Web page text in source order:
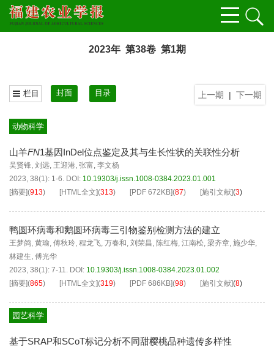
2023年 第38卷 第1期
上一期 | 下一期
栏目 封面 目录
动物科学
山羊FN1基因InDel位点鉴定及其与生长性状的关联性分析
吴贤锋, 刘远, 王迎港, 张富, 李文杨
2023, 38(1): 1-6. DOI: 10.19303/j.issn.1008-0384.2023.01.001
[摘要](913) [HTML全文](313) [PDF 672KB](87) [施引文献](3)
鸭圆环病毒和鹅圆环病毒三引物鉴别检测方法的建立
王梦鸽, 黄瑜, 傅秋玲, 程龙飞, 万春和, 刘荣昌, 陈红梅, 江南松, 梁齐章, 施少华,
林建生, 傅光华
2023, 38(1): 7-11. DOI: 10.19303/j.issn.1008-0384.2023.01.002
[摘要](865) [HTML全文](319) [PDF 686KB](98) [施引文献](8)
园艺科学
基于SRAP和SCoT标记分析不同甜樱桃品种遗传多样性